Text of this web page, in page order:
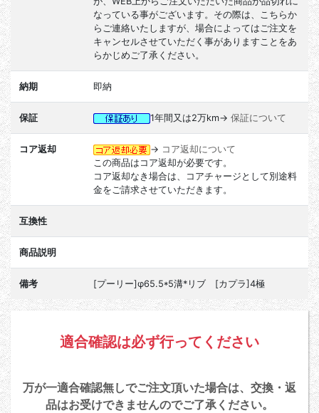
なっている事がございます。その際は、こちらか
らご連絡いたしますが、場合によってはご注文を
キャンセルさせていただく事がありますことをあ
らかじめご了承ください。
納期 即納
保証 1年間又は2万km→ 保証について
コア返却 → コア返却について
この商品はコア返却が必要です。
コア返却なき場合は、コアチャージとして別途料
金をご請求させていただきます。
互換性
商品説明
備考 [プーリー]φ65.5*5溝*リブ [カプラ]4極
適合確認は必ず行ってください
万が一適合確認無しでご注文頂いた場合は、交換・返
品はお受けできませんのでご了承ください。